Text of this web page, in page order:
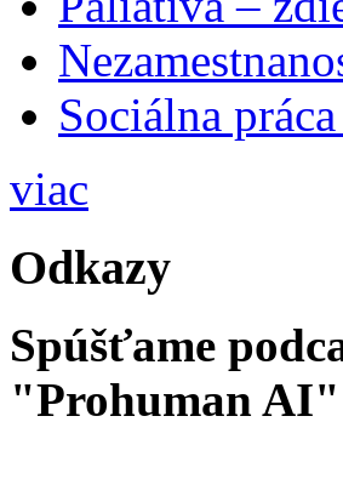
Sociálna
viac
Odkazy
Spúšťame
"Prohuman